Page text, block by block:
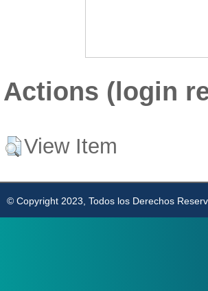
Actions (login
View Item
© Copyright 2023, Todos los Derechos